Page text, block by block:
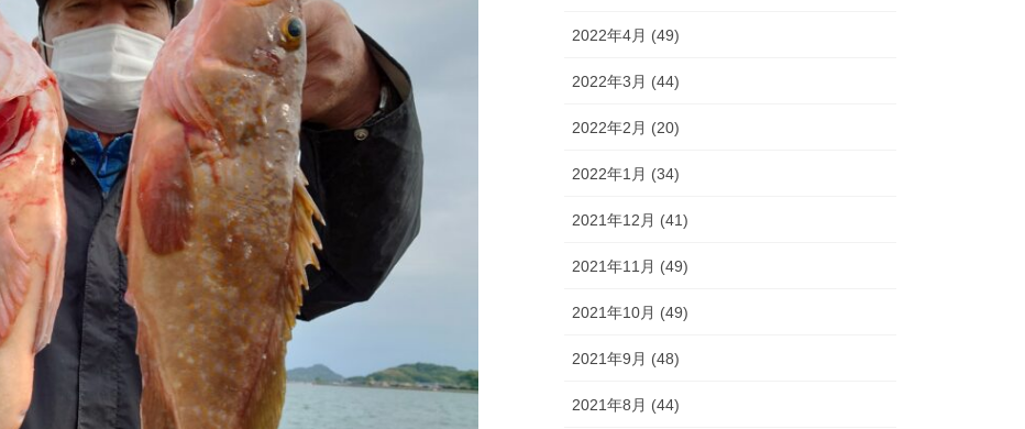
2022年4月 (49)
2022年3月 (44)
2022年2月 (20)
2022年1月 (34)
2021年12月 (41)
2021年11月 (49)
2021年10月 (49)
2021年9月 (48)
2021年8月 (44)